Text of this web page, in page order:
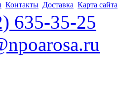
Контакты Доставка Карта сайта
635-35-25